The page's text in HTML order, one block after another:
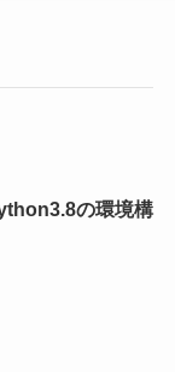
の環境構